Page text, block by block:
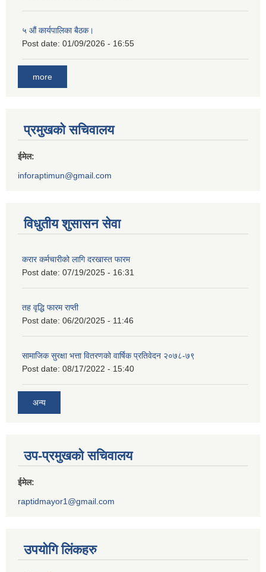
५ औं कार्यपालिका बैठक।
Post date: 01/09/2026 - 16:55
more
प्रमुखको सचिवालय
ईमेल:
inforaptimun@gmail.com
विधुतीय शुसासन सेवा
करार कर्मचारीको लागि दरखास्त फारम
Post date: 07/19/2025 - 16:31
तह वृद्धि फारम राप्ती
Post date: 06/20/2025 - 11:46
सामाजिक सुरक्षा भत्ता वितरणको वार्षिक प्रतिवेदन २०७८-७९
Post date: 08/17/2022 - 15:40
अन्य
उप-प्रमुखको सचिवालय
ईमेल:
raptidmayor1@gmail.com
उपयोगि लिंकहरु